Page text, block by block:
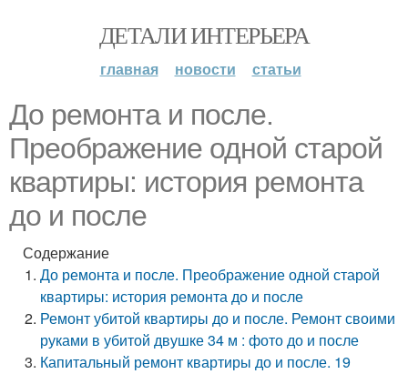
ДЕТАЛИ ИНТЕРЬЕРА
главная новости статьи
До ремонта и после.
Преображение одной старой
квартиры: история ремонта
до и после
Содержание
До ремонта и после. Преображение одной старой
квартиры: история ремонта до и после
Ремонт убитой квартиры до и после. Ремонт своими
руками в убитой двушке 34 м : фото до и после
Капитальный ремонт квартиры до и после. 19